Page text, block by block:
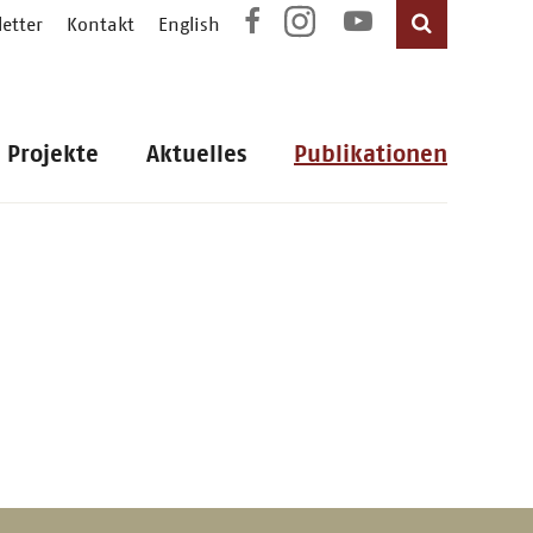
Kontakt English
Projekte Aktuelles Publikationen